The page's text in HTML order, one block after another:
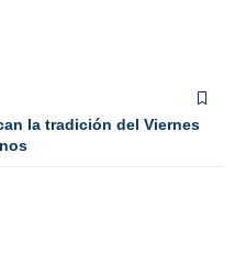
la tradición del Viernes